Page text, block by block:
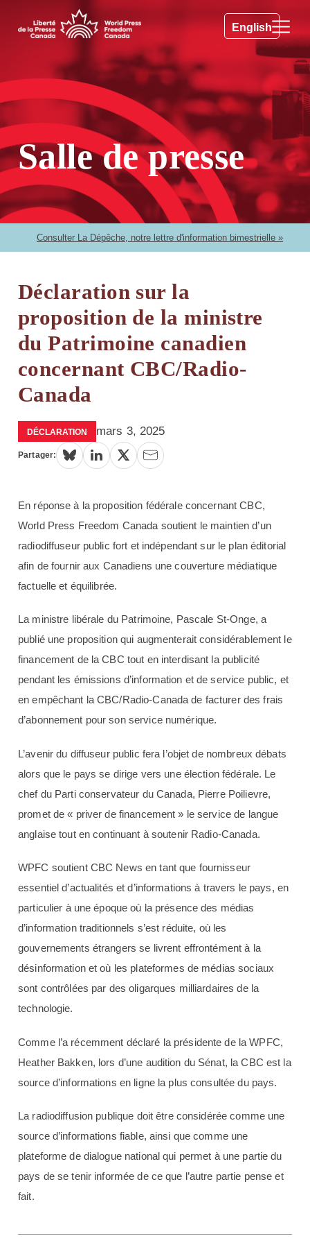
English
Salle de presse
Consulter La Dépêche, notre lettre d'information bimestrielle »
Déclaration sur la
proposition de la ministre
du Patrimoine canadien
concernant CBC/Radio-
Canada
DÉCLARATION mars 3, 2025
Partager:
En réponse à la proposition fédérale concernant CBC,
World Press Freedom Canada soutient le maintien d’un
radiodiffuseur public fort et indépendant sur le plan éditorial
afin de fournir aux Canadiens une couverture médiatique
factuelle et équilibrée.
La ministre libérale du Patrimoine, Pascale St-Onge, a
publié une proposition qui augmenterait considérablement le
financement de la CBC tout en interdisant la publicité
pendant les émissions d’information et de service public, et
en empêchant la CBC/Radio-Canada de facturer des frais
d’abonnement pour son service numérique.
L’avenir du diffuseur public fera l’objet de nombreux débats
alors que le pays se dirige vers une élection fédérale. Le
chef du Parti conservateur du Canada, Pierre Poilievre,
promet de « priver de financement » le service de langue
anglaise tout en continuant à soutenir Radio-Canada.
WPFC soutient CBC News en tant que fournisseur
essentiel d’actualités et d’informations à travers le pays, en
particulier à une époque où la présence des médias
d’information traditionnels s’est réduite, où les
gouvernements étrangers se livrent effrontément à la
désinformation et où les plateformes de médias sociaux
sont contrôlées par des oligarques milliardaires de la
technologie.
Comme l’a récemment déclaré la présidente de la WPFC,
Heather Bakken, lors d’une audition du Sénat, la CBC est la
source d’informations en ligne la plus consultée du pays.
La radiodiffusion publique doit être considérée comme une
source d’informations fiable, ainsi que comme une
plateforme de dialogue national qui permet à une partie du
pays de se tenir informée de ce que l’autre partie pense et
fait.